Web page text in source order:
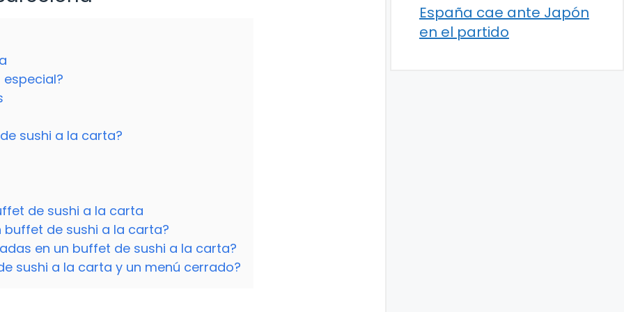
sushi a la carta?
de sushi a la carta
buffet de sushi a la carta?
en un buffet de sushi a la carta?
sushi a la carta y un menú cerrado?
España cae ante Japón
en el partido